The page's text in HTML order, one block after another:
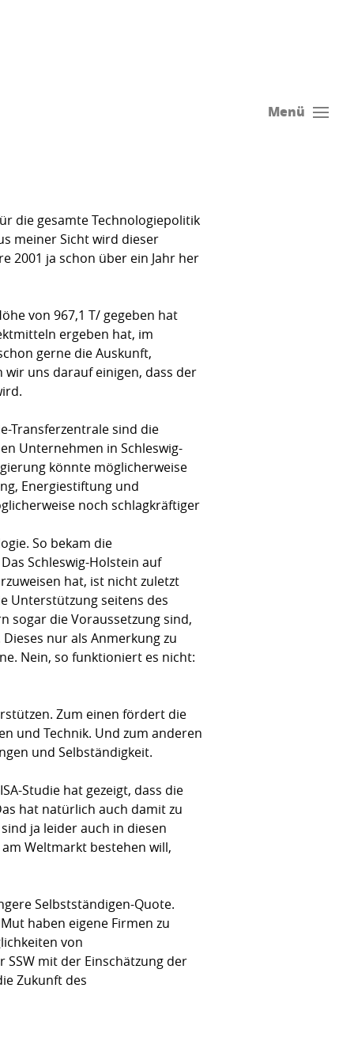
Menü
die gesamte Technologiepolitik
meiner Sicht wird dieser
2001 ja schon über ein Jahr her
von 967,1 T/ gegeben hat
ergeben hat, im
gerne die Auskunft,
uns darauf einigen, dass der
Transferzentrale sind die
Unternehmen in Schleswig-
könnte möglicherweise
Energiestiftung und
noch schlagkräftiger
So bekam die
Schleswig-Holstein auf
hat, ist nicht zuletzt
Unterstützung seitens des
sogar die Voraussetzung sind,
nur als Anmerkung zu
Nein, so funktioniert es nicht:
Zum einen fördert die
und Technik. Und zum anderen
und Selbständigkeit.
Studie hat gezeigt, dass die
hat natürlich auch damit zu
ja leider auch in diesen
Weltmarkt bestehen will,
Selbstständigen-Quote.
haben eigene Firmen zu
von
mit der Einschätzung der
Zukunft des